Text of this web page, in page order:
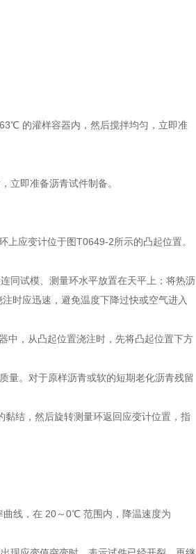
的灌样容器内，然后搅拌均匀，立即准
立即准备沥青试件制备。
上应变计位于图T0649-2所示的凸起位置。
同试模、测量环水平放置在天平上；将热沥
时应迅速，避免温度下降过快或空气进入
中，从凸起位置浇注时，先将凸起位置下方
量。对于原样沥青或软的短期老化沥青残留
黏结，然后旋转测量环返回应变计位置，指
线，在 20～0℃ 范围内，降温速度为